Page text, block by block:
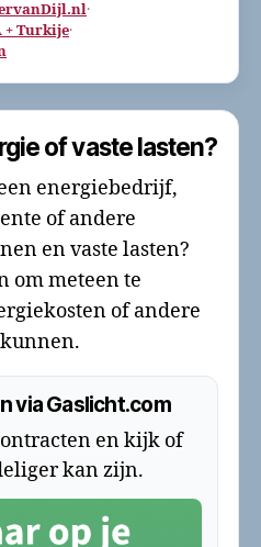
·
+ Turkije·
of vaste lasten?
energiebedrijf,
of andere
en vaste lasten?
om meteen te
of andere
via Gaslicht.com
en kijk of
kan zijn.